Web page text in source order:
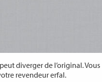
diverger de l’original. Vous
revendeur erfal.